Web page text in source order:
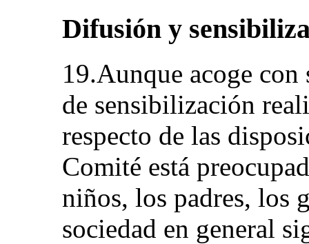
Difusión y
19.Aunque acoge
de sensibilización
respecto de las
Comité está
niños, los padres, los
sociedad en general